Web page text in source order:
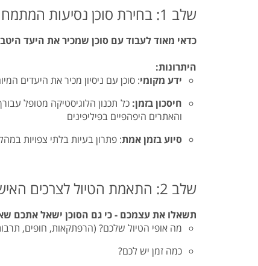
שלב 1: בחירת סוכן נסיעות המתמחה בפיליפינים
כדאי מאוד לעבוד עם סוכן שמכיר את היעד
היתרונות:
ידע מקומי: סוכן עם ניסיון מכיר את היעדים
חיסכון בזמן: כל תכנון הלוגיסטיקה מטופל
והאתרים היפהפיים בפיליפינים
סיוע בזמן אמת: פתרון בעיות בלתי צפויות
שלב 2: התאמת הטיול לצרכים האישיים
תשאלו את עצמכם - כי גם הסוכן ישאל אתכם
מה אופי הטיול שלכם? (הרפתקאות, חופים,
כמה זמן יש לכם?